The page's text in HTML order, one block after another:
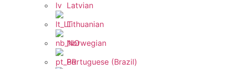
Latvian
Lithuanian
Norwegian
Portuguese (Brazil)